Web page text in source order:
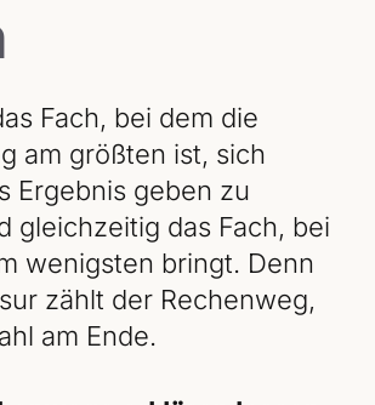
Fach, bei dem die
am größten ist, sich
Ergebnis geben zu
gleichzeitig das Fach, bei
wenigsten bringt. Denn
zählt der Rechenweg,
am Ende.